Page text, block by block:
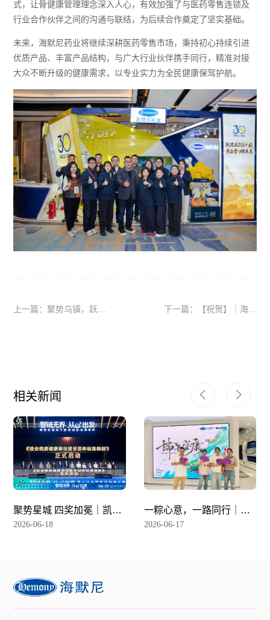
式，让骨健康管理理念深入人心，有效加强了与医药零售连锁及
行业合作伙伴之间的沟通与联结，为后续合作奠定了坚实基础。
未来，海默尼药业将继续深耕医药零售市场，秉持初心持续引进
优质产品、丰富产品结构，与广大行业伙伴携手同行，精准对接
大众不断升级的健康需求，以专业实力为全民健康保驾护航。
上一篇：聚势乌镇，跃迁
下一篇：【祝贺】｜海默
相关新闻
聚势星城 四奖加冕｜凯思
立D闪耀星辰会
2026-06-18
一粽心意，一路同行｜端
午游园会完美收官！
2026-06-17